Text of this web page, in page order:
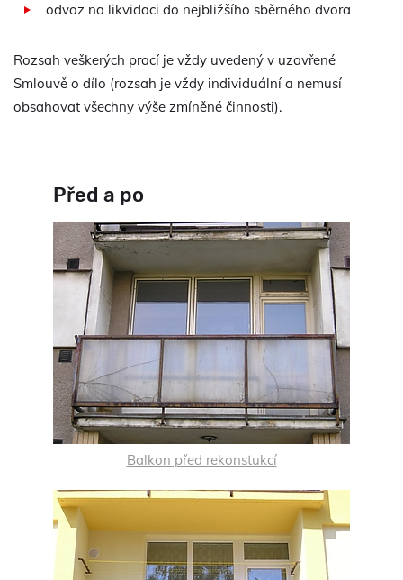
odvoz na likvidaci do nejbližšího sběrného dvora
Rozsah veškerých prací je vždy uvedený v uzavřené
Smlouvě o dílo (rozsah je vždy individuální a nemusí
obsahovat všechny výše zmíněné činnosti).
Před a po
Balkon před rekonstukcí